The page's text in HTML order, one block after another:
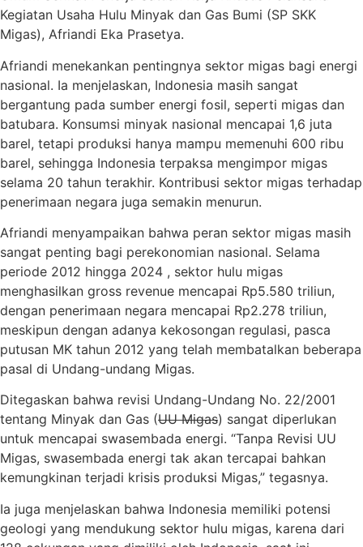
Kegiatan Usaha Hulu Minyak dan Gas Bumi (SP SKK
Migas), Afriandi Eka Prasetya.
Afriandi menekankan pentingnya sektor migas bagi energi
nasional. Ia menjelaskan, Indonesia masih sangat
bergantung pada sumber energi fosil, seperti migas dan
batubara. Konsumsi minyak nasional mencapai 1,6 juta
barel, tetapi produksi hanya mampu memenuhi 600 ribu
barel, sehingga Indonesia terpaksa mengimpor migas
selama 20 tahun terakhir. Kontribusi sektor migas terhadap
penerimaan negara juga semakin menurun.
Afriandi menyampaikan bahwa peran sektor migas masih
sangat penting bagi perekonomian nasional. Selama
periode 2012 hingga 2024 , sektor hulu migas
menghasilkan gross revenue mencapai Rp5.580 triliun,
dengan penerimaan negara mencapai Rp2.278 triliun,
meskipun dengan adanya kekosongan regulasi, pasca
putusan MK tahun 2012 yang telah membatalkan beberapa
pasal di Undang-undang Migas.
Ditegaskan bahwa revisi Undang-Undang No. 22/2001
tentang Minyak dan Gas (UU Migas) sangat diperlukan
untuk mencapai swasembada energi. “Tanpa Revisi UU
Migas, swasembada energi tak akan tercapai bahkan
kemungkinan terjadi krisis produksi Migas,” tegasnya.
Ia juga menjelaskan bahwa Indonesia memiliki potensi
geologi yang mendukung sektor hulu migas, karena dari